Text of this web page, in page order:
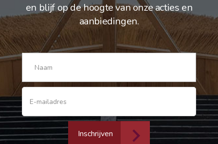
en blijf op de hoogte van onze acties en
aanbiedingen.
Inschrijven